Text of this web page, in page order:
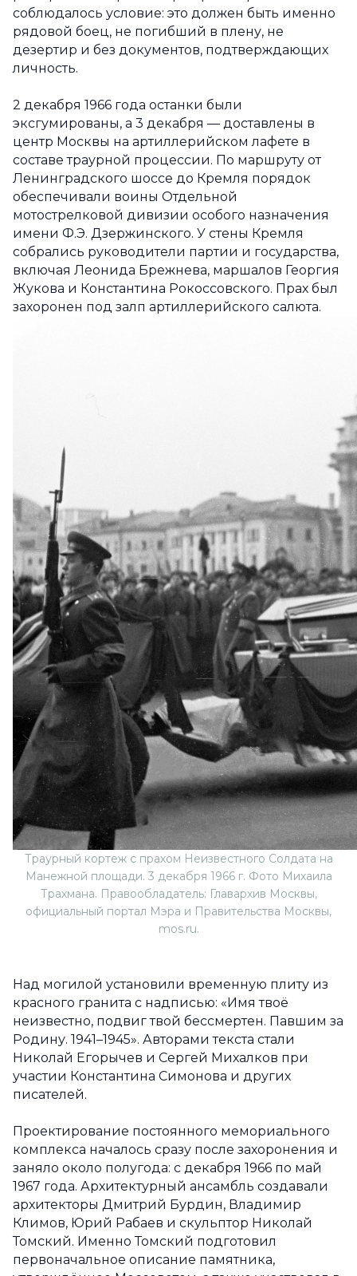
соблюдалось условие: это должен быть именно
рядовой боец, не погибший в плену, не
дезертир и без документов, подтверждающих
личность.
2 декабря 1966 года останки были
эксгумированы, а 3 декабря — доставлены в
центр Москвы на артиллерийском лафете в
составе траурной процессии. По маршруту от
Ленинградского шоссе до Кремля порядок
обеспечивали воины Отдельной
мотострелковой дивизии особого назначения
имени Ф.Э. Дзержинского. У стены Кремля
собрались руководители партии и государства,
включая Леонида Брежнева, маршалов Георгия
Жукова и Константина Рокоссовского. Прах был
захоронен под залп артиллерийского салюта.
Траурный кортеж с прахом Неизвестного Солдата на
Манежной площади. 3 декабря 1966 г. Фото Михаила
Трахмана. Правообладатель: Главархив Москвы,
официальный портал Мэра и Правительства Москвы,
mos.ru.
Над могилой установили временную плиту из
красного гранита с надписью: «Имя твоё
неизвестно, подвиг твой бессмертен. Павшим за
Родину. 1941–1945». Авторами текста стали
Николай Егорычев и Сергей Михалков при
участии Константина Симонова и других
писателей.
Проектирование постоянного мемориального
комплекса началось сразу после захоронения и
заняло около полугода: с декабря 1966 по май
1967 года. Архитектурный ансамбль создавали
архитекторы Дмитрий Бурдин, Владимир
Климов, Юрий Рабаев и скульптор Николай
Томский. Именно Томский подготовил
первоначальное описание памятника,